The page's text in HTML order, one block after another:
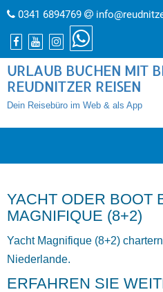
0341 6894769
URLAUB BUCHEN MIT
REUDNITZER REISEN
Dein Reisebüro im Web & als App
YACHT ODER BOOT
MAGNIFIQUE (8+2)
Yacht Magnifique (8+2)
Niederlande.
ERFAHREN SIE